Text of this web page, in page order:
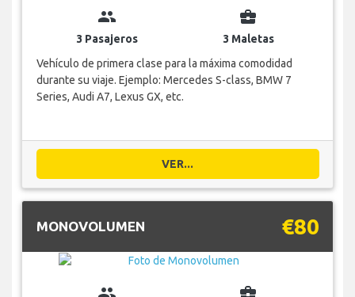
group
3 Pasajeros
business_center
3 Maletas
Vehículo de primera clase para la máxima comodidad
durante su viaje. Ejemplo: Mercedes S-class, BMW 7
Series, Audi A7, Lexus GX, etc.
VER...
MONOVOLUMEN €80
group business_center